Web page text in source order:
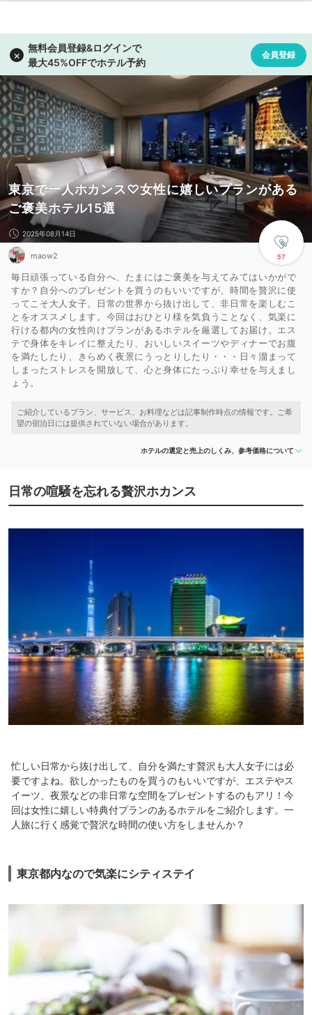
東京で一人ホカンス♡女性に嬉しいプランがある
ご褒美ホテル15選
57
2025年08月14日
maow2
毎日頑張っている自分へ、たまにはご褒美を与えてみてはいかがで
すか？自分へのプレゼントを買うのもいいですが、時間を贅沢に使
ってこそ大人女子。日常の世界から抜け出して、非日常を楽しむこ
とをオススメします。今回はおひとり様を気負うことなく、気楽に
行ける都内の女性向けプランがあるホテルを厳選してお届け。エス
テで身体をキレイに整えたり、おいしいスイーツやディナーでお腹
を満たしたり、きらめく夜景にうっとりしたり・・・日々溜まって
しまったストレスを開放して、心と身体にたっぷり幸せを与えまし
ょう。
ホテルの選定と売上のしくみ、参考価格について
日常の喧騒を忘れる贅沢ホカンス
忙しい日常から抜け出して、自分を満たす贅沢も大人女子には必
要ですよね。欲しかったものを買うのもいいですが、エステやス
イーツ、夜景などの非日常な空間をプレゼントするのもアリ！今
回は女性に嬉しい特典付プランのあるホテルをご紹介します。一
人旅に行く感覚で贅沢な時間の使い方をしませんか？
東京都内なので気楽にシティステイ